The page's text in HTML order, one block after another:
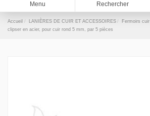
Menu Rechercher
Accueil LANIÈRES DE CUIR ET ACCESSOIRES Fermoirs cuir
clipser en acier, pour cuir rond 5 mm, par 5 pièces